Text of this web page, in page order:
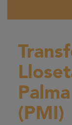
(PMI)